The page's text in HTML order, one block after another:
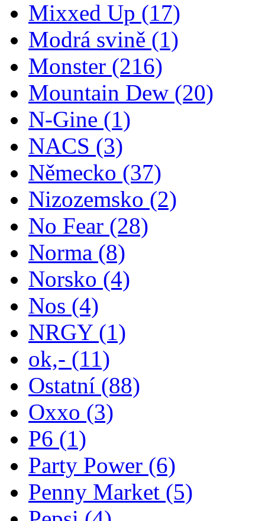
Mixxed Up (17)
Modrá svině (1)
Monster (216)
Mountain Dew (20)
N-Gine (1)
NACS (3)
Německo (37)
Nizozemsko (2)
No Fear (28)
Norma (8)
Norsko (4)
Nos (4)
NRGY (1)
ok,- (11)
Ostatní (88)
Oxxo (3)
P6 (1)
Party Power (6)
Penny Market (5)